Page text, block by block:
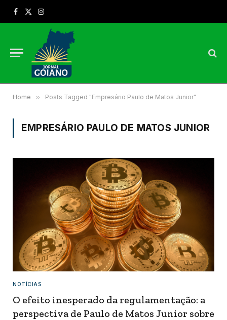
Facebook
X
Instagram
Home » Posts Tagged "Empresário Paulo de Matos Junior"
EMPRESÁRIO PAULO DE MATOS JUNIOR
NOTÍCIAS
O efeito inesperado da regulamentação: a
perspectiva de Paulo de Matos Junior sobre